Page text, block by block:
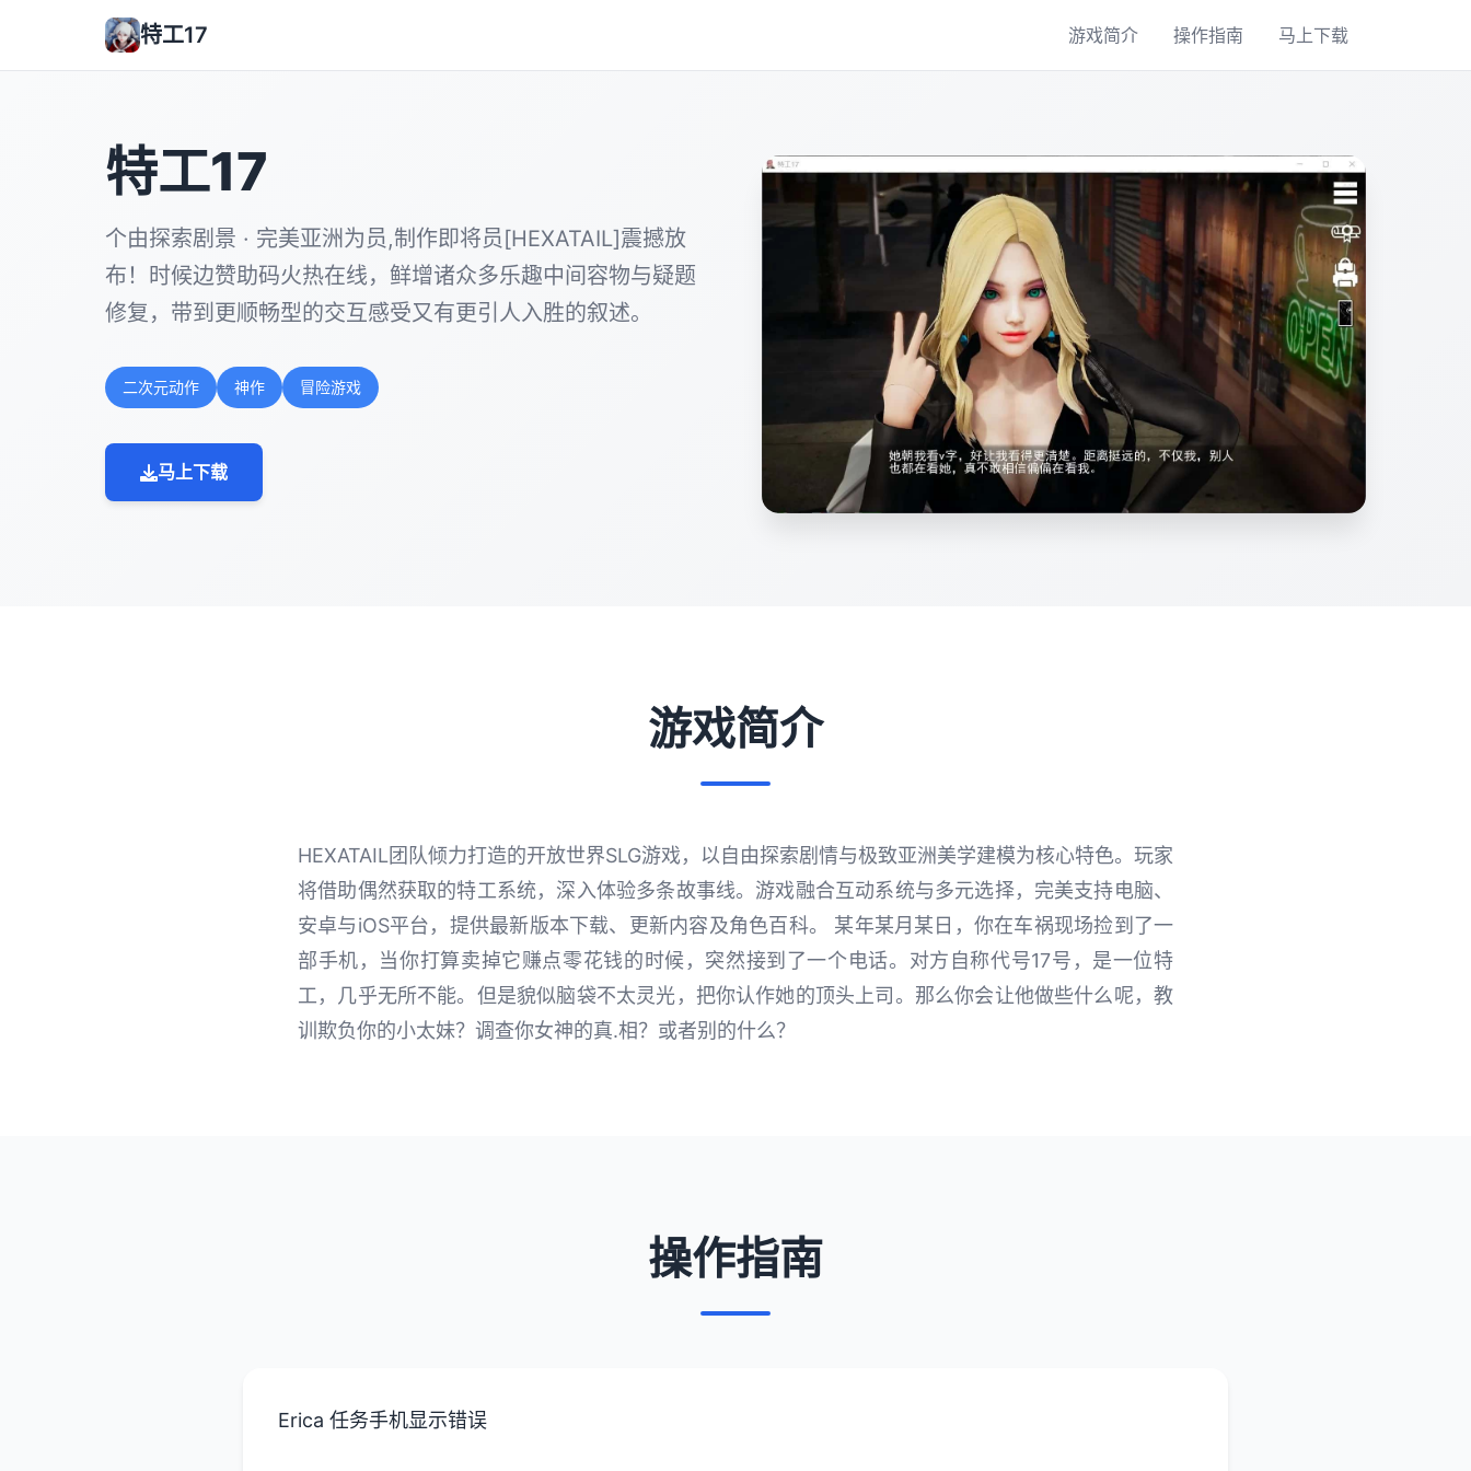
特工17 游戏简介 操作指南 马上下载
特工17
个由探索剧景 · 完美亚洲为员,制作即将员[HEXATAIL]震撼放
布！时候边赞助码火热在线，鲜增诸众多乐趣中间容物与疑题
修复，带到更顺畅型的交互感受又有更引人入胜的叙述。
二次元动作 神作 冒险游戏
马上下载
游戏简介
HEXATAIL团队倾力打造的开放世界SLG游戏，以自由探索剧情与极致亚洲美学建模为核心特色。玩家
将借助偶然获取的特工系统，深入体验多条故事线。游戏融合互动系统与多元选择，完美支持电脑、
安卓与iOS平台，提供最新版本下载、更新内容及角色百科。 某年某月某日，你在车祸现场捡到了一
部手机，当你打算卖掉它赚点零花钱的时候，突然接到了一个电话。对方自称代号17号，是一位特
工，几乎无所不能。但是貌似脑袋不太灵光，把你认作她的顶头上司。那么你会让他做些什么呢，教
训欺负你的小太妹？调查你女神的真.相？或者别的什么？
操作指南
Erica 任务手机显示错误